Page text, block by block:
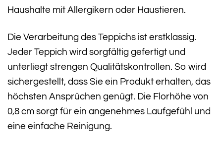
Haushalte mit Allergikern oder Haustieren.
Die Verarbeitung des Teppichs ist erstklassig.
Jeder Teppich wird sorgfältig gefertigt und
unterliegt strengen Qualitätskontrollen. So wird
sichergestellt, dass Sie ein Produkt erhalten, das
höchsten Ansprüchen genügt. Die Florhöhe von
0,8 cm sorgt für ein angenehmes Laufgefühl und
eine einfache Reinigung.